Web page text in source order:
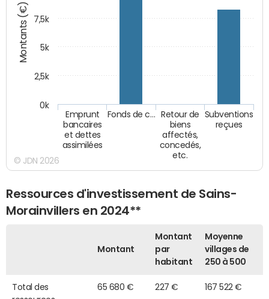
Montants (€)
Emprunt
bancaires
et dettes
assimilées
Fonds de c…
Retour de
biens
affectés,
concedés,
etc.
Subventions
reçues
0k
2,5k
5k
7,5k
© JDN 2026
Ressources d'investissement de Sains-
Morainvillers en 2024**
Montant
Montant
par
habitant
Moyenne
villages de
250 à 500
Total des
65 680 € 227 € 167 522 €